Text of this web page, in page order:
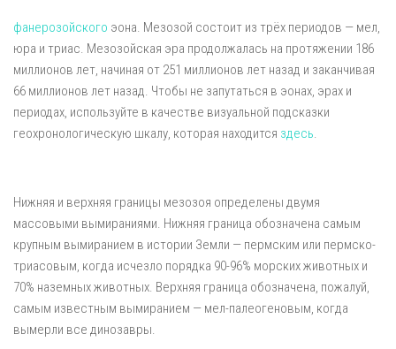
фанерозойского эона. Мезозой состоит из трёх периодов — мел,
юра и триас. Мезозойская эра продолжалась на протяжении 186
миллионов лет, начиная от 251 миллионов лет назад и заканчивая
66 миллионов лет назад. Чтобы не запутаться в эонах, эрах и
периодах, используйте в качестве визуальной подсказки
геохронологическую шкалу, которая находится здесь.
Нижняя и верхняя границы мезозоя определены двумя
массовыми вымираниями. Нижняя граница обозначена самым
крупным вымиранием в истории Земли — пермским или пермско-
триасовым, когда исчезло порядка 90-96% морских животных и
70% наземных животных. Верхняя граница обозначена, пожалуй,
самым известным вымиранием — мел-палеогеновым, когда
вымерли все динозавры.